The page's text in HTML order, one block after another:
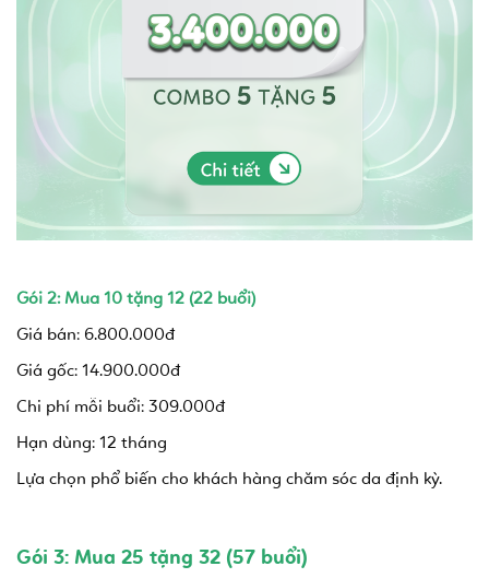
Gói 2: Mua 10 tặng 12 (22 buổi)
Giá bán: 6.800.000đ
Giá gốc: 14.900.000đ
Chi phí mỗi buổi: 309.000đ
Hạn dùng: 12 tháng
Lựa chọn phổ biến cho khách hàng chăm sóc da định kỳ.
Gói 3: Mua 25 tặng 32 (57 buổi)